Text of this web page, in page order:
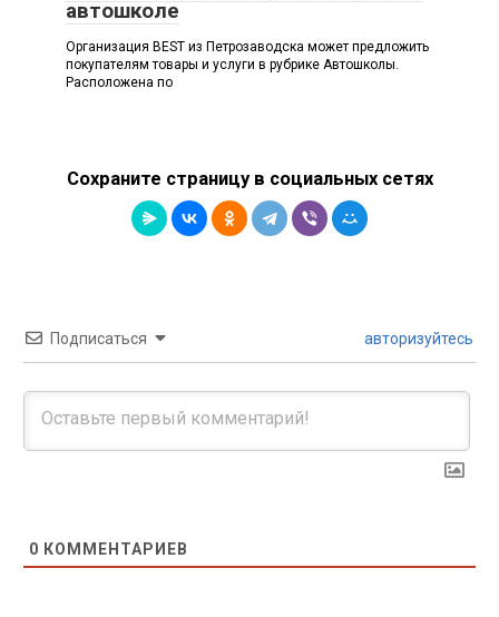
автошколе
Организация BEST из Петрозаводска может предложить
покупателям товары и услуги в рубрике Автошколы.
Расположена по
Сохраните страницу в социальных сетях
Подписаться авторизуйтесь
0 КОММЕНТАРИЕВ